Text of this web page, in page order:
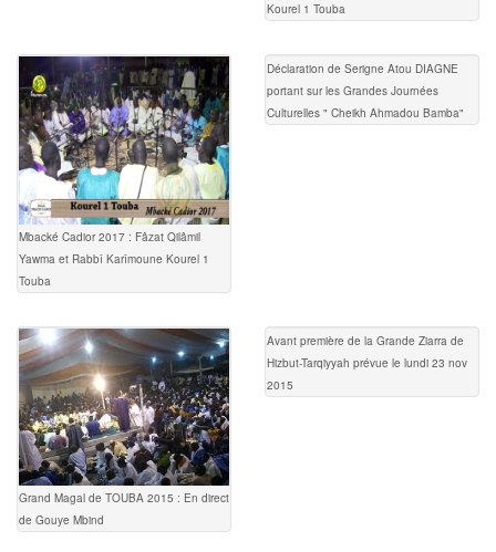
Kourel 1 Touba
Mbacké Cadior 2017 : Fâzat Qilâmil
Yawma et Rabbî Karîmoune Kourel 1
Touba
Déclaration de Serigne Atou DIAGNE
portant sur les Grandes Journées
Culturelles " Cheikh Ahmadou Bamba"
Grand Magal de TOUBA 2015 : En direct
de Gouye Mbind
Avant première de la Grande Ziarra de
Hizbut-Tarqiyyah prévue le lundi 23 nov
2015